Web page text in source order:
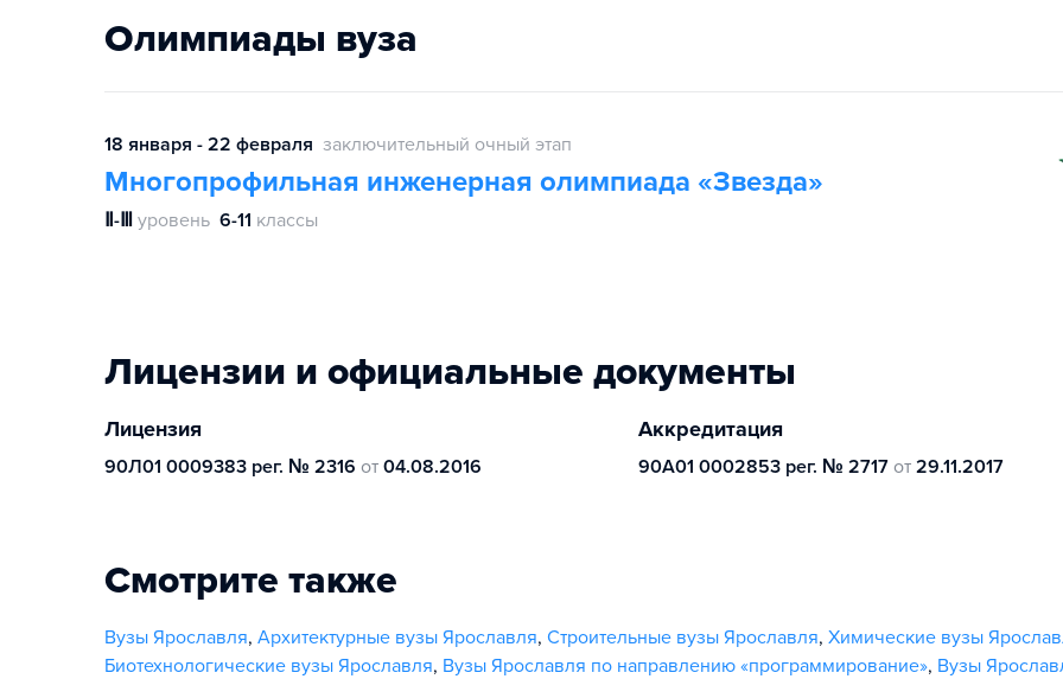
Олимпиады вуза
18 января - 22 февраля заключительный очный этап
Многопрофильная инженерная олимпиада «Звезда»
Ⅱ-Ⅲ уровень 6-11 классы
Лицензии и официальные документы
Лицензия
90Л01 0009383 рег. № 2316 от 04.08.2016
Аккредитация
90А01 0002853 рег. № 2717 от 29.11.2017
Смотрите также
Вузы Ярославля, Архитектурные вузы Ярославля, Строительные вузы Ярославля, Химические вузы
Биотехнологические вузы Ярославля, Вузы Ярославля по направлению «программирование», Вузы